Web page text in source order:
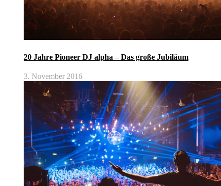
20 Jahre Pioneer DJ alpha – Das große Jubiläum
3. November 2016